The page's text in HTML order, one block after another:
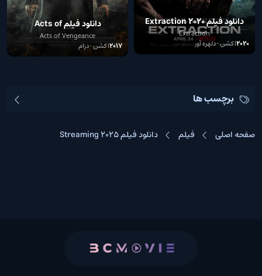
دانلود فیلم Extraction 2020
Extraction
2020اکشن • دلهره آور
دانلود فیلم Acts of
Vengeance 2017
Acts of Vengeance
2017اکشن • درام
برچسب ها
صفحه اصلی فیلم دانلود فیلم Streaming 2025